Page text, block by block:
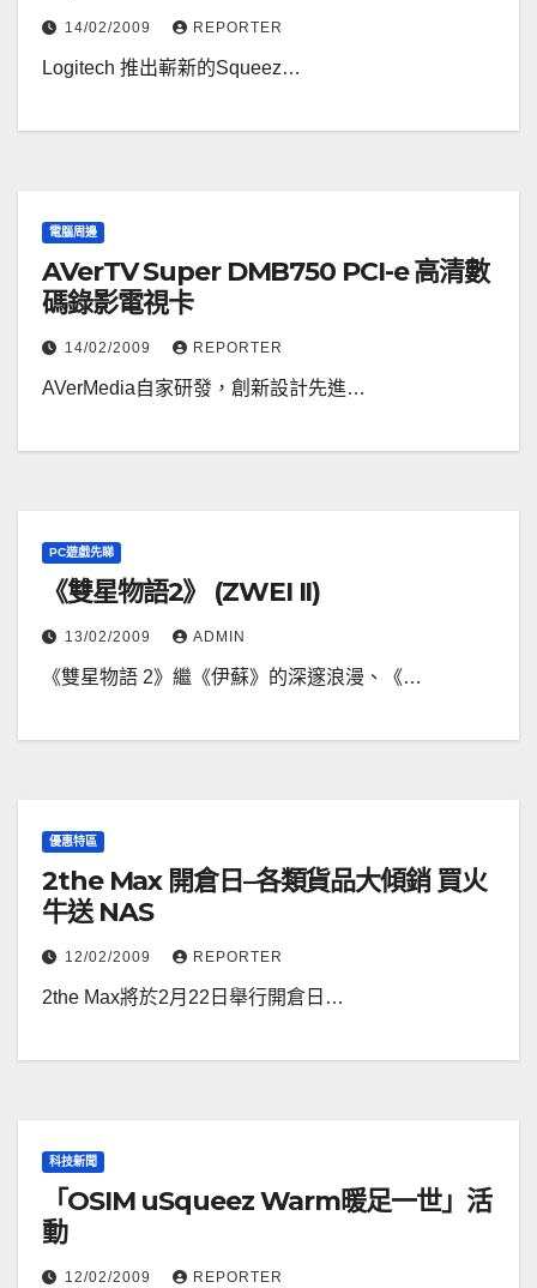
14/02/2009 REPORTER
Logitech 推出嶄新的Squeez…
電腦周邊
AVerTV Super DMB750 PCI-e 高清數
碼錄影電視卡
14/02/2009 REPORTER
AVerMedia自家研發，創新設計先進…
PC遊戲先睇
《雙星物語2》 (ZWEI II)
13/02/2009 ADMIN
《雙星物語 2》繼《伊蘇》的深邃浪漫、《…
優惠特區
2the Max 開倉日–各類貨品大傾銷 買火
牛送 NAS
12/02/2009 REPORTER
2the Max將於2月22日舉行開倉日…
科技新聞
「OSIM uSqueez Warm暖足一世」活
動
12/02/2009 REPORTER